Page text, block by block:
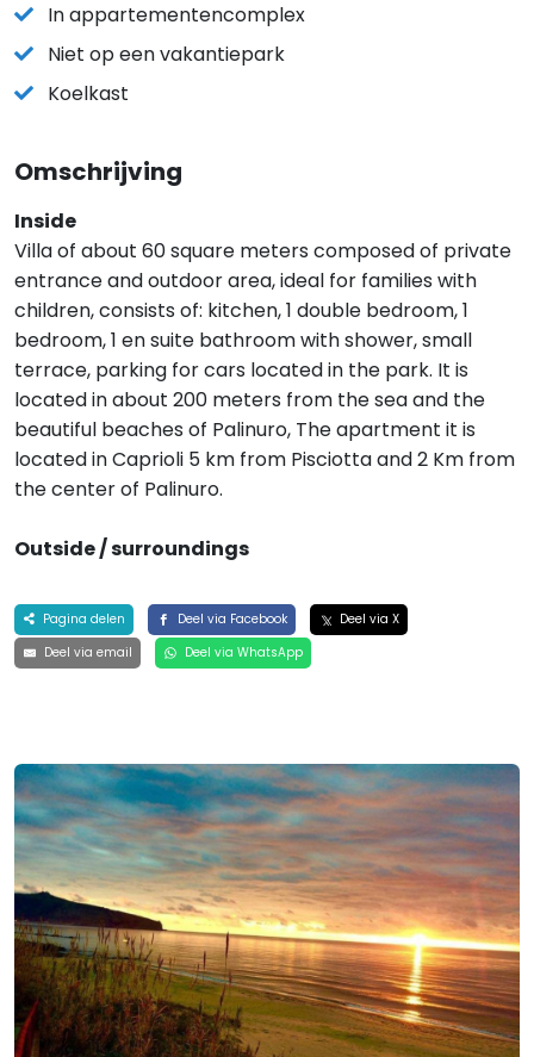
In appartementencomplex
Niet op een vakantiepark
Koelkast
Omschrijving
Inside
Villa of about 60 square meters composed of private
entrance and outdoor area, ideal for families with
children, consists of: kitchen, 1 double bedroom, 1
bedroom, 1 en suite bathroom with shower, small
terrace, parking for cars located in the park. It is
located in about 200 meters from the sea and the
beautiful beaches of Palinuro, The apartment it is
located in Caprioli 5 km from Pisciotta and 2 Km from
the center of Palinuro.
Outside / surroundings
Pagina delen Deel via Facebook
Deel via X
Deel via email
Deel via WhatsApp